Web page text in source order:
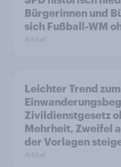
Bürgerinnen und
sich Fußball-WM
Artikel
Leichter Trend
Zivildienstgesetz
Mehrheit, Zweifel
der Vorlagen
Artikel